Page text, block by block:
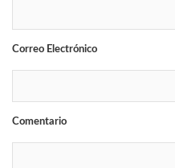
Correo Electrónico
Comentario